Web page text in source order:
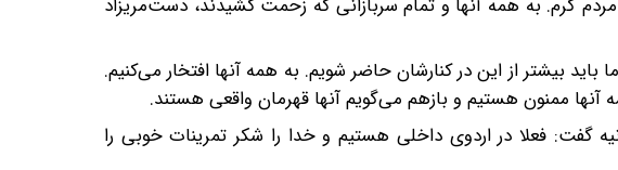
مردم گرم. به همه آنها و تمام سربازانی که زحمت کشیدند، دست‌مریزاد
بیشتر از این در کنارشان حاضر شویم. به همه آنها افتخار می‌کنیم.
آنها ممنون هستیم و بازهم می‌گویم آنها قهرمان واقعی هستند.
گفت: فعلا در اردوی داخلی هستیم و خدا را شکر تمرینات خوبی را